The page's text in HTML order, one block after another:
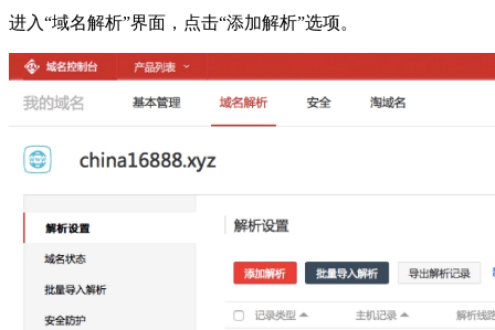
进入“域名解析”界面，点击“添加解析”选项。